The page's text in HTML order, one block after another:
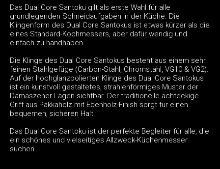
Das Dual Core Santoku gilt als erste Wahl für alle
grundlegenden Schneidaufgaben in der Küche. Die
Klingenform des Dual Core Santokus ist etwas kürzer als die
eines Standard-Kochmessers, aber dafür wendig und
einfach zu handhaben.
Die Klinge des Dual Core Santokus besteht aus einem sehr
feinen Stahlgefüge (Carbon-Stahl, Chromstahl, VG10 & VG2).
Auf der hochglanzpolierten Klinge des Dual Core Santokus
ist ein kunstvoll gestaltetes, strahlenförmiges Muster der
Damaszener Lagen sichtbar. Der traditionelle achteckige
Griff aus Pakkaholz mit Ebenholz-Finish sorgt für einen
bequemen, sicheren Halt.
Das Dual Core Santoku ist der perfekte Begleiter für alle, die
ein schönes und vielseitiges Allzweck-Küchenmesser
suchen.